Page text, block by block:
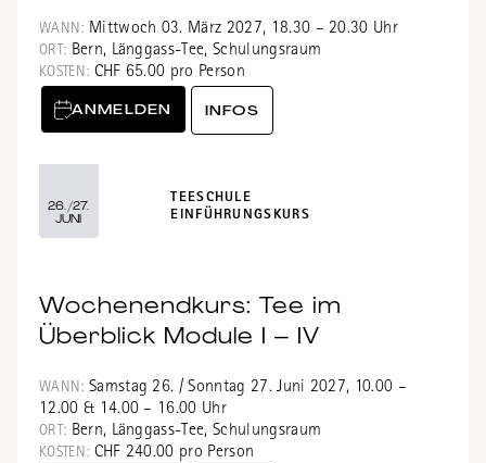
WANN: Mittwoch 03. März 2027, 18.30 – 20.30 Uhr
ORT: Bern, Länggass-Tee, Schulungsraum
KOSTEN: CHF 65.00 pro Person
ANMELDEN INFOS
26./27.
JUNI
TEESCHULE
EINFÜHRUNGSKURS
Wochenendkurs: Tee im
Überblick Module I – IV
WANN: Samstag 26. / Sonntag 27. Juni 2027, 10.00 –
12.00 & 14.00 – 16.00 Uhr
ORT: Bern, Länggass-Tee, Schulungsraum
KOSTEN: CHF 240.00 pro Person